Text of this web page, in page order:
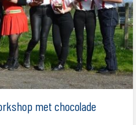
met chocolade